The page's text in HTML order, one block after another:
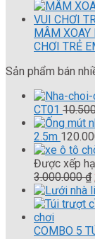
MÂM XOAY
CHƠI TRẺ
Sản phẩm bán
CT01
2.5m
Được xếp
3.000.000₫
COMBO 5